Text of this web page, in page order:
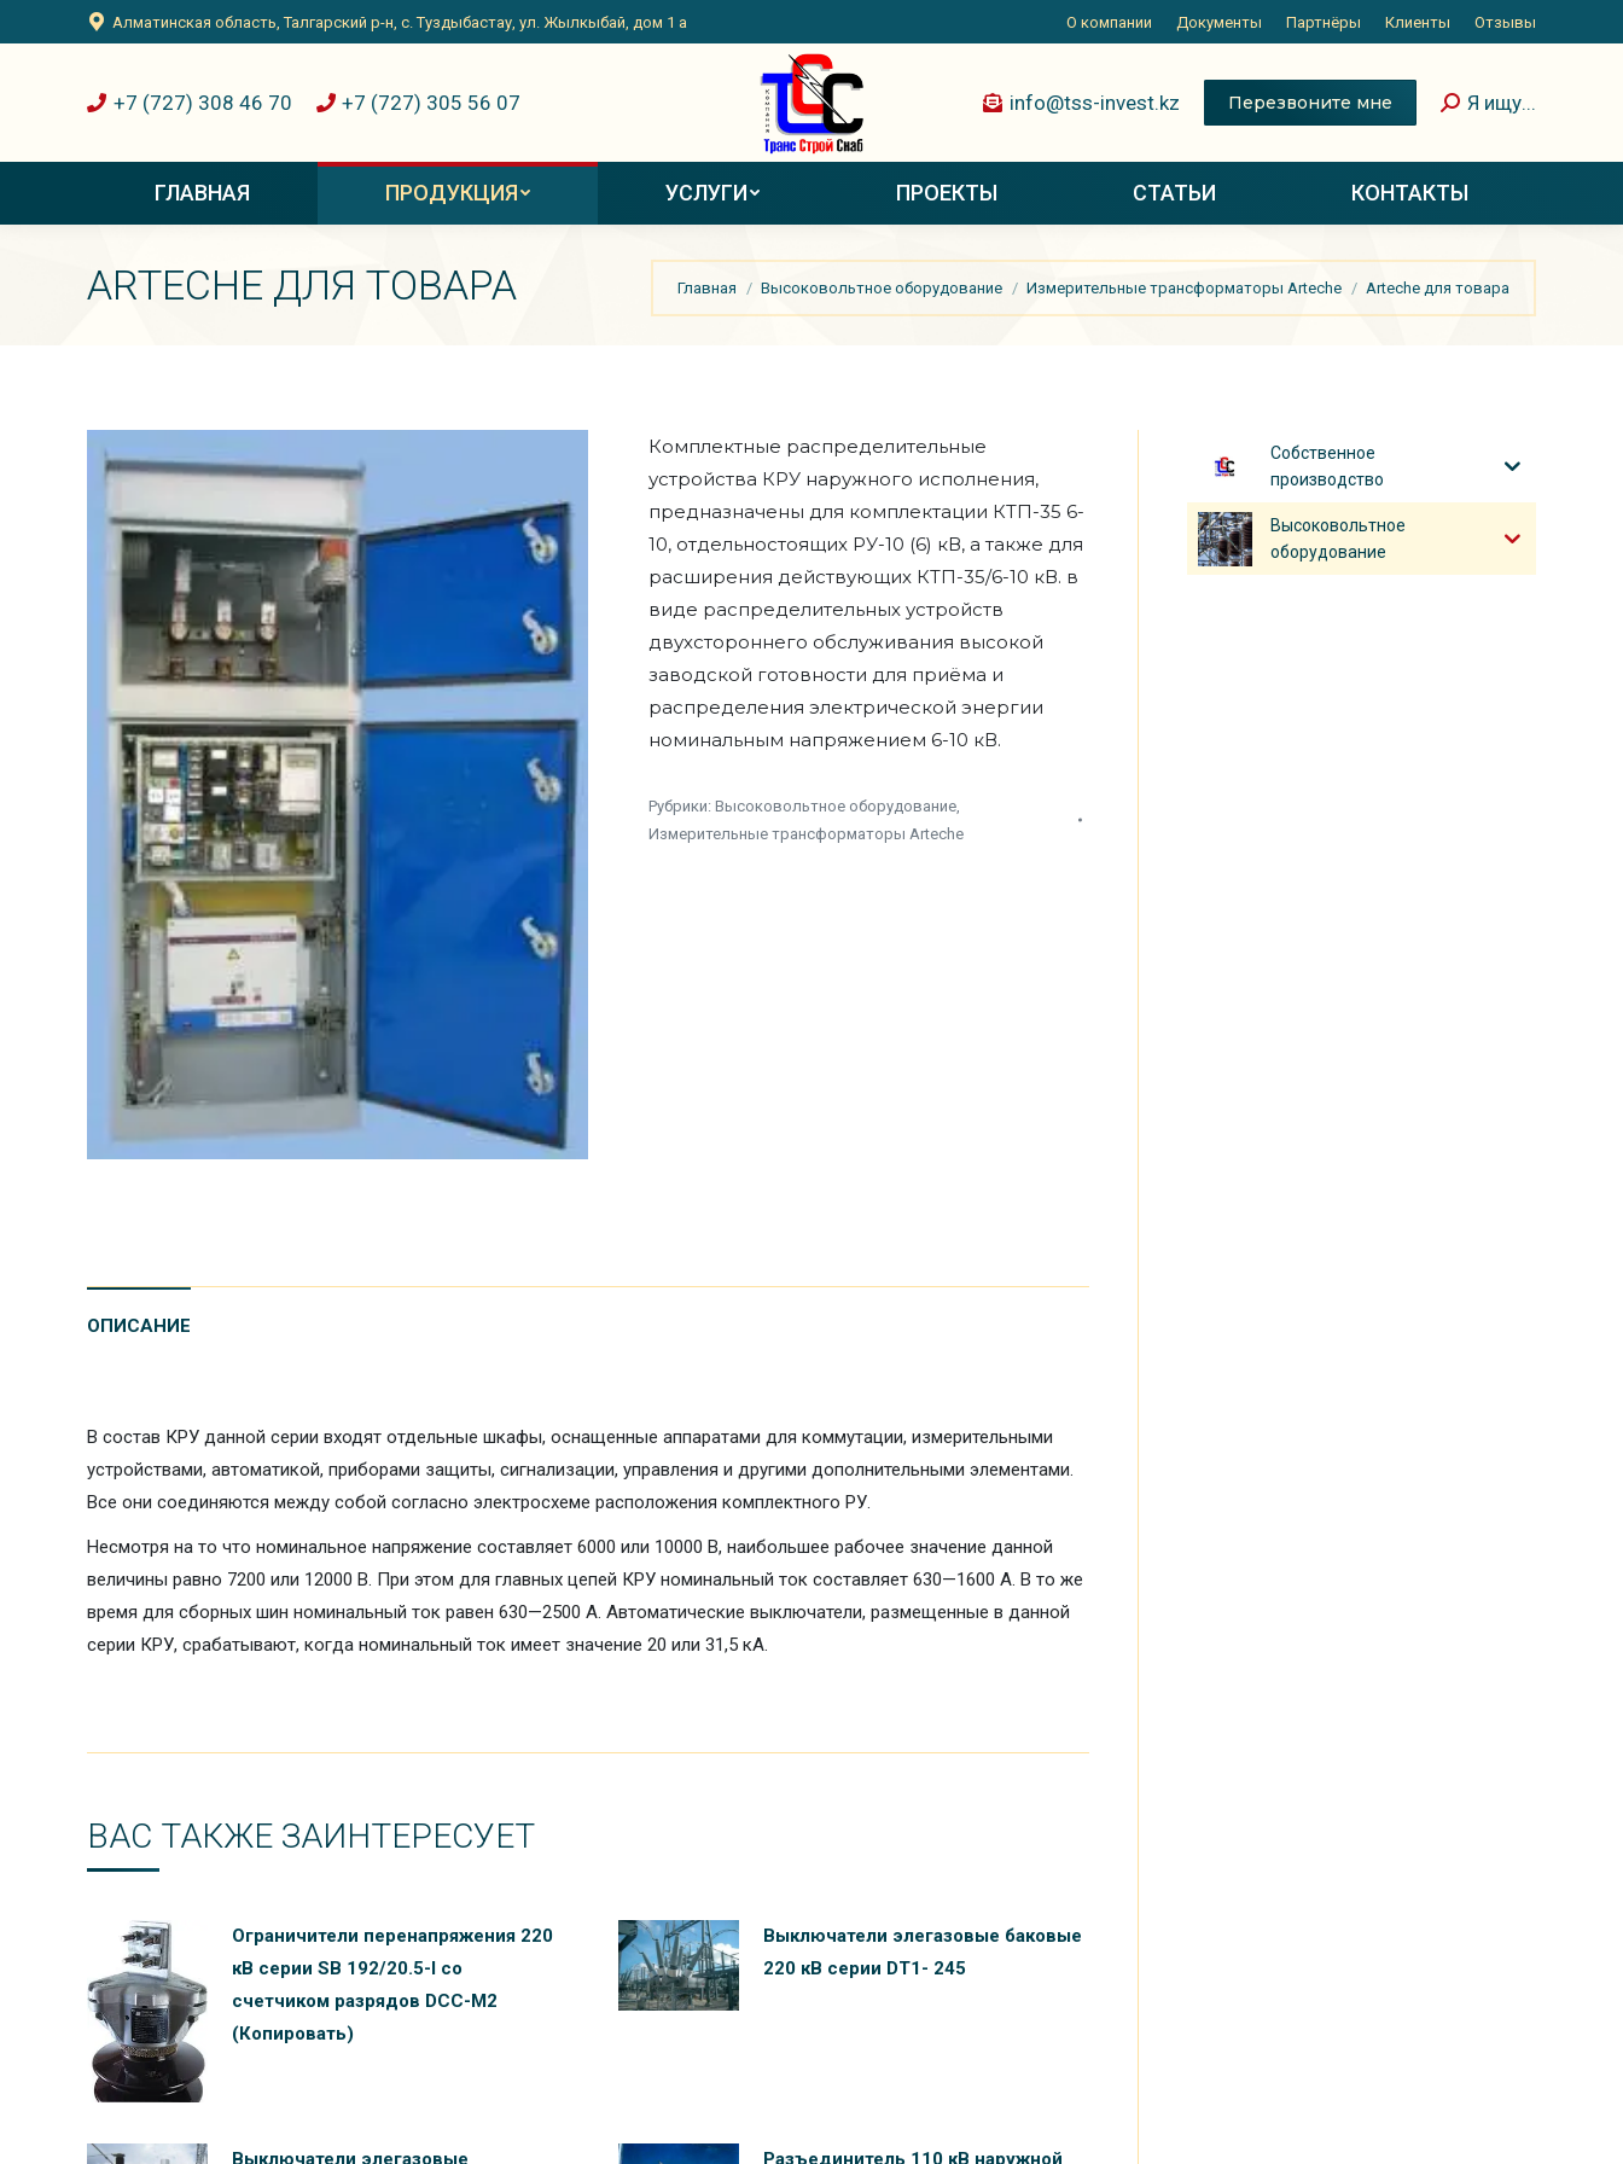
Алматинская область, Талгарский р-н, с. Туздыбастау, ул. Жылкыбай, дом 1 а О компании Документы Партнёры Клиенты Отзывы
+7 (727) 308 46 70 +7 (727) 305 56 07 info@tss-invest.kz Перезвоните мне Я ищу...
ГЛАВНАЯ ПРОДУКЦИЯ УСЛУГИ ПРОЕКТЫ СТАТЬИ КОНТАКТЫ
ARTECHE ДЛЯ ТОВАРА Вы здесь:
Главная Высоковольтное оборудование Измерительные трансформаторы Arteche Arteche для товара
Комплектные распределительные
устройства КРУ наружного исполнения,
предназначены для комплектации КТП-35 6-
10, отдельностоящих РУ-10 (6) кВ, а также для
расширения действующих КТП-35/6-10 кВ. в
виде распределительных устройств
двухстороннего обслуживания высокой
заводской готовности для приёма и
распределения электрической энергии
номинальным напряжением 6-10 кВ.
Рубрики: Высоковольтное оборудование,
Измерительные трансформаторы Arteche
ОПИСАНИЕ
В состав КРУ данной серии входят отдельные шкафы, оснащенные аппаратами для коммутации, измерительными
устройствами, автоматикой, приборами защиты, сигнализации, управления и другими дополнительными элементами.
Все они соединяются между собой согласно электросхеме расположения комплектного РУ.
Несмотря на то что номинальное напряжение составляет 6000 или 10000 В, наибольшее рабочее значение данной
величины равно 7200 или 12000 В. При этом для главных цепей КРУ номинальный ток составляет 630—1600 А. В то же
время для сборных шин номинальный ток равен 630—2500 А. Автоматические выключатели, размещенные в данной
серии КРУ, срабатывают, когда номинальный ток имеет значение 20 или 31,5 кА.
ВАС ТАКЖЕ ЗАИНТЕРЕСУЕТ
Ограничители перенапряжения 220
кВ серии SB 192/20.5-I со
счетчиком разрядов DCC-M2
(Копировать)
Выключатели элегазовые баковые
220 кВ серии DT1- 245
Выключатели элегазовые Разъединитель 110 кВ наружной
Собственное
производство
Высоковольтное
оборудование